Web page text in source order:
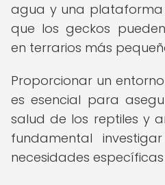
agua y una plataforma
que los geckos
en terrarios más
Proporcionar un
es esencial para
salud de los reptiles y
fundamental
necesidades